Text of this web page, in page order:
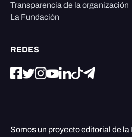
Transparencia de la organización
La Fundación
REDES
Somos un proyecto editorial de la